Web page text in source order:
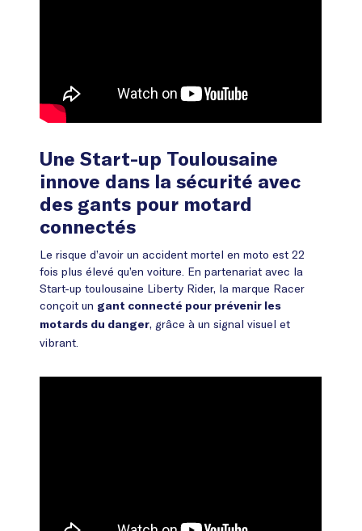
Une Start-up Toulousaine
innove dans la sécurité avec
des gants pour motard
connectés
Le risque d’avoir un accident mortel en moto est 22
fois plus élevé qu’en voiture. En partenariat avec la
Start-up toulousaine Liberty Rider, la marque Racer
conçoit un gant connecté pour prévenir les
motards du danger, grâce à un signal visuel et
vibrant.